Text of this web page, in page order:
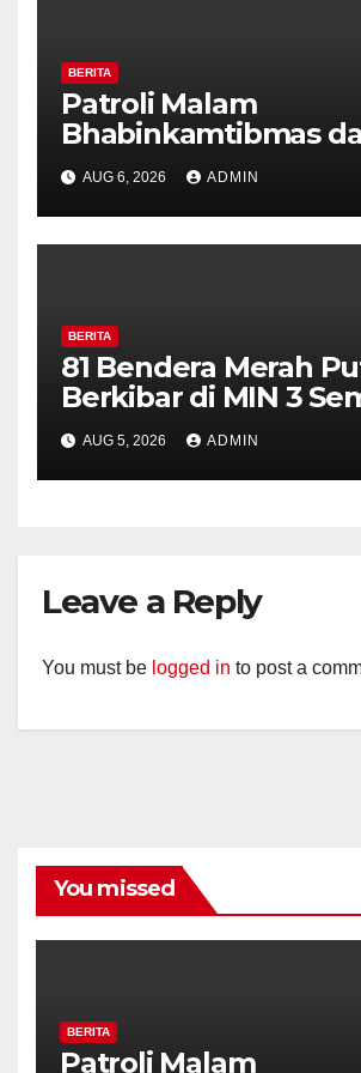
BERITA
Patroli Malam
Bhabinkamtibmas
Pilar Kelurahan
Perkuat Kamtibmas,
Diajak Aktifkan
AUG 6, 2026 ADMIN
BERITA
81 Bendera Merah
Berkibar di MIN 3
Bhabinkamtibmas
Timpik Hadiri
HUT ke-81
AUG 5, 2026 ADMIN
Leave a Reply
You must be logged in to post a
You missed
BERITA
Patroli Malam